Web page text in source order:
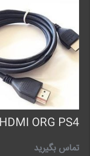
HDMI ORG PS4
تماس بگیرید